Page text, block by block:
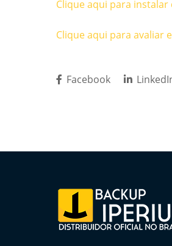
Clique aqui para instalar
Clique aqui para avaliar
Facebook